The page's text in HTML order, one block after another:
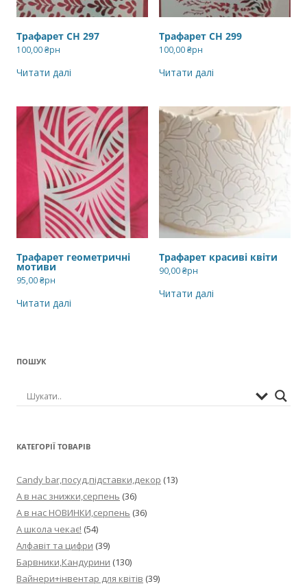
Трафарет СН 297
100,00₴рн
Читати далі
Трафарет СН 299
100,00₴рн
Читати далі
Трафарет геометричні
мотиви
95,00₴рн
Читати далі
Трафарет красиві квіти
90,00₴рн
Читати далі
ПОШУК
КАТЕГОРІЇ ТОВАРІВ
Candy bar,посуд,підставки,декор (13)
А в нас знижки,серпень (36)
А в нас НОВИНКИ,серпень (36)
А школа чекає! (54)
Алфавіт та цифри (39)
Барвники,Кандурини (130)
Вайнери+інвентар для квітів (39)